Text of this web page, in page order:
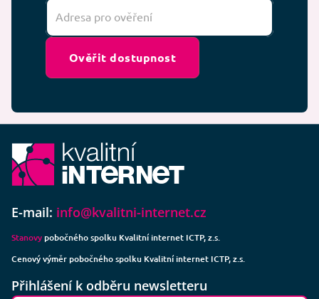
Ověřit dostupnost
E-mail: info@kvalitni-internet.cz
Stanovy pobočného spolku Kvalitní internet ICTP, z.s.
Cenový výměr pobočného spolku Kvalitní internet ICTP, z.s.
Přihlášení k odběru newsletteru